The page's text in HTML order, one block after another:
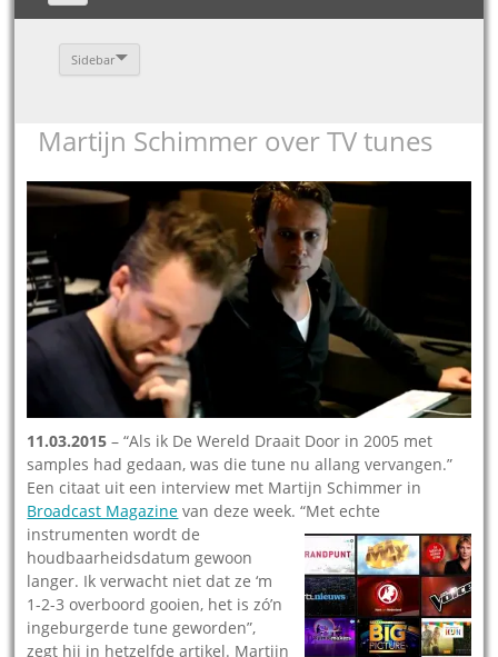
Sidebar
Martijn Schimmer over TV tunes
11.03.2015 – “Als ik De Wereld Draait Door in 2005 met
samples had gedaan, was die tune nu allang vervangen.”
Een citaat uit een interview met Martijn Schimmer in
Broadcast Magazine van deze week.“Met echte
instrumenten wordt de
houdbaarheidsdatum gewoon
langer. Ik verwacht niet dat ze ‘m
1-2-3 overboord gooien, het is zó’n
ingeburgerde tune geworden”,
zegt hij in hetzelfde artikel. Martijn